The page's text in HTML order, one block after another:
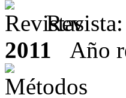
Revista:
2011 Año